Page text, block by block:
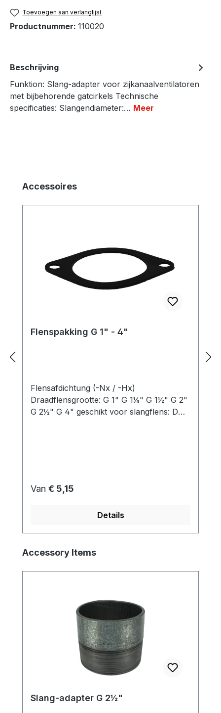
Toevoegen aan verlanglijst
Productnummer: 110020
Beschrijving
Funktion: Slang-adapter voor zijkanaalventilatoren
met bijbehorende gatcirkels Technische
specificaties: Slangendiameter:… Meer
Productgalerij overslaan
Accessoires
Flenspakking G 1" - 4"
Flensafdichtung (-Nx / -Hx)
Draadflensgrootte: G 1" G 1¼" G 1½" G 2"
G 2½" G 4" geschikt voor slangflens: D
Normale prijs:
Van € 5,15
Details
Productgalerij overslaan
Accessory Items
Slang-adapter G 2½"